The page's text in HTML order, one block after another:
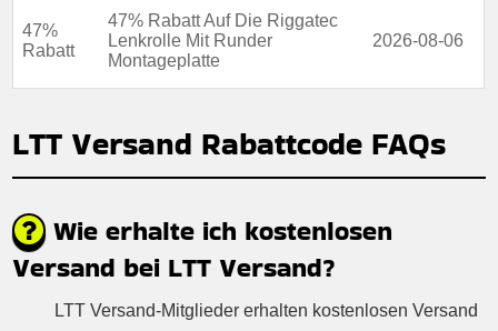
47%
Rabatt
47% Rabatt Auf Die Riggatec
Lenkrolle Mit Runder
Montageplatte
2026-08-06
LTT Versand Rabattcode FAQs
Wie erhalte ich kostenlosen
Versand bei LTT Versand?
LTT Versand-Mitglieder erhalten kostenlosen Versand